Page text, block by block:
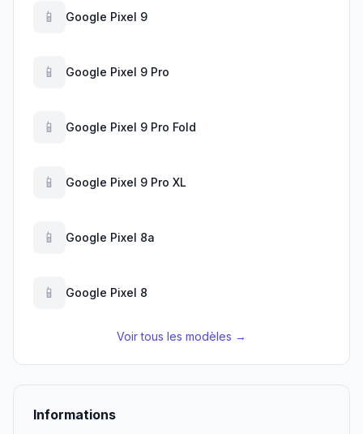
📱 Google Pixel 9
📱 Google Pixel 9 Pro
📱 Google Pixel 9 Pro Fold
📱 Google Pixel 9 Pro XL
📱 Google Pixel 8a
📱 Google Pixel 8
Voir tous les modèles →
Informations